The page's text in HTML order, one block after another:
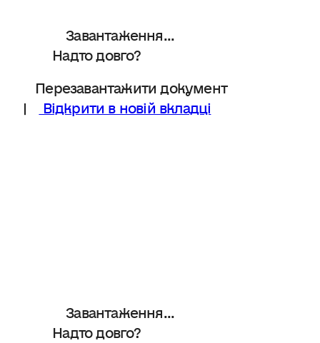
Завантаження...
Надто довго?
Перезавантажити документ
| Відкрити в новій вкладці
Завантаження...
Надто довго?